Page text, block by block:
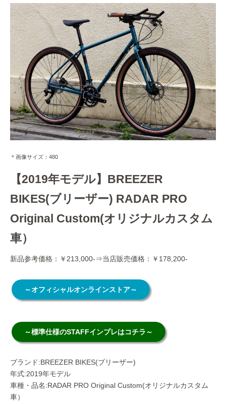
＊画像サイズ：480
【2019年モデル】BREEZER
BIKES(ブリーザー) RADAR PRO
Original Custom(オリジナルカスタム
車）
新品参考価格：￥213,000-⇒当店販売価格：￥178,200-
～オフィシャルオンラインストア～
～標準仕様のSTAFFインプレはコチラ～
ブランド:BREEZER BIKES(ブリーザー)
年式:2019年モデル
車種・品名:RADAR PRO Original Custom(オリジナルカスタム
車）